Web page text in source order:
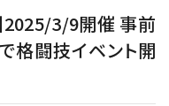
2025/3/9開催 事前
格闘技イベント開